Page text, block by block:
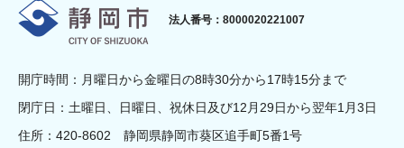
静岡市
法人番号：8000020221007
開庁時間：月曜日から金曜日の8時30分から17時15分まで
閉庁日：土曜日、日曜日、祝休日及び12月29日から翌年1月3日
住所：420-8602 静岡県静岡市葵区追手町5番1号